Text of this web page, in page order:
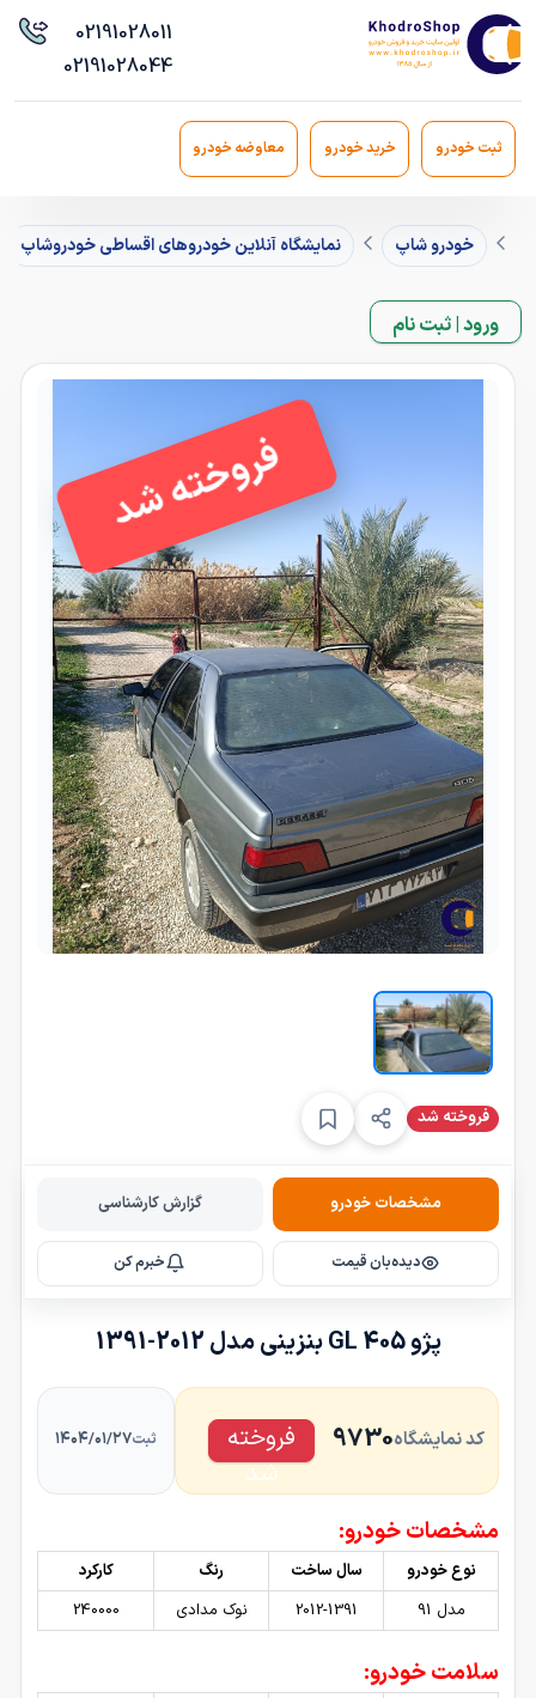
02191028011
02191028044
ثبت خودرو خرید خودرو معاوضه خودرو
خودرو شاپ نمایشگاه آنلاین خودروهای اقساطی خودروشاپ
ورود | ثبت نام
فروخته شد
فروخته شد
مشخصات خودرو گزارش کارشناسی
دیده‌بان قیمت خبرم کن
پژو 405 GL بنزینی مدل 2012-1391
کد نمایشگاه9730
فروخته
شد
ثبت۱۴۰۴/۰۱/۲۷
مشخصات خودرو:
نوع خودرو سال ساخت رنگ
کارکرد
مدل 91
2012-1391 نوک مدادی 240000
سلامت خودرو: